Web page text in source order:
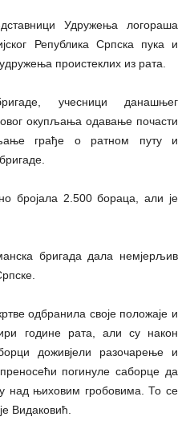
Удружења логораша
Република Српска пука и
проистеклих из рата.
учесници данашњег
окупљања одавање почасти
грађе о ратном путу и
бројала 2.500 бораца, али је
бригада дала немјерљив
одбранила своје положаје и
године рата, али су након
доживјели разочарење и
погинуле саборце да
над њиховим гробовима. То се
Видаковић.